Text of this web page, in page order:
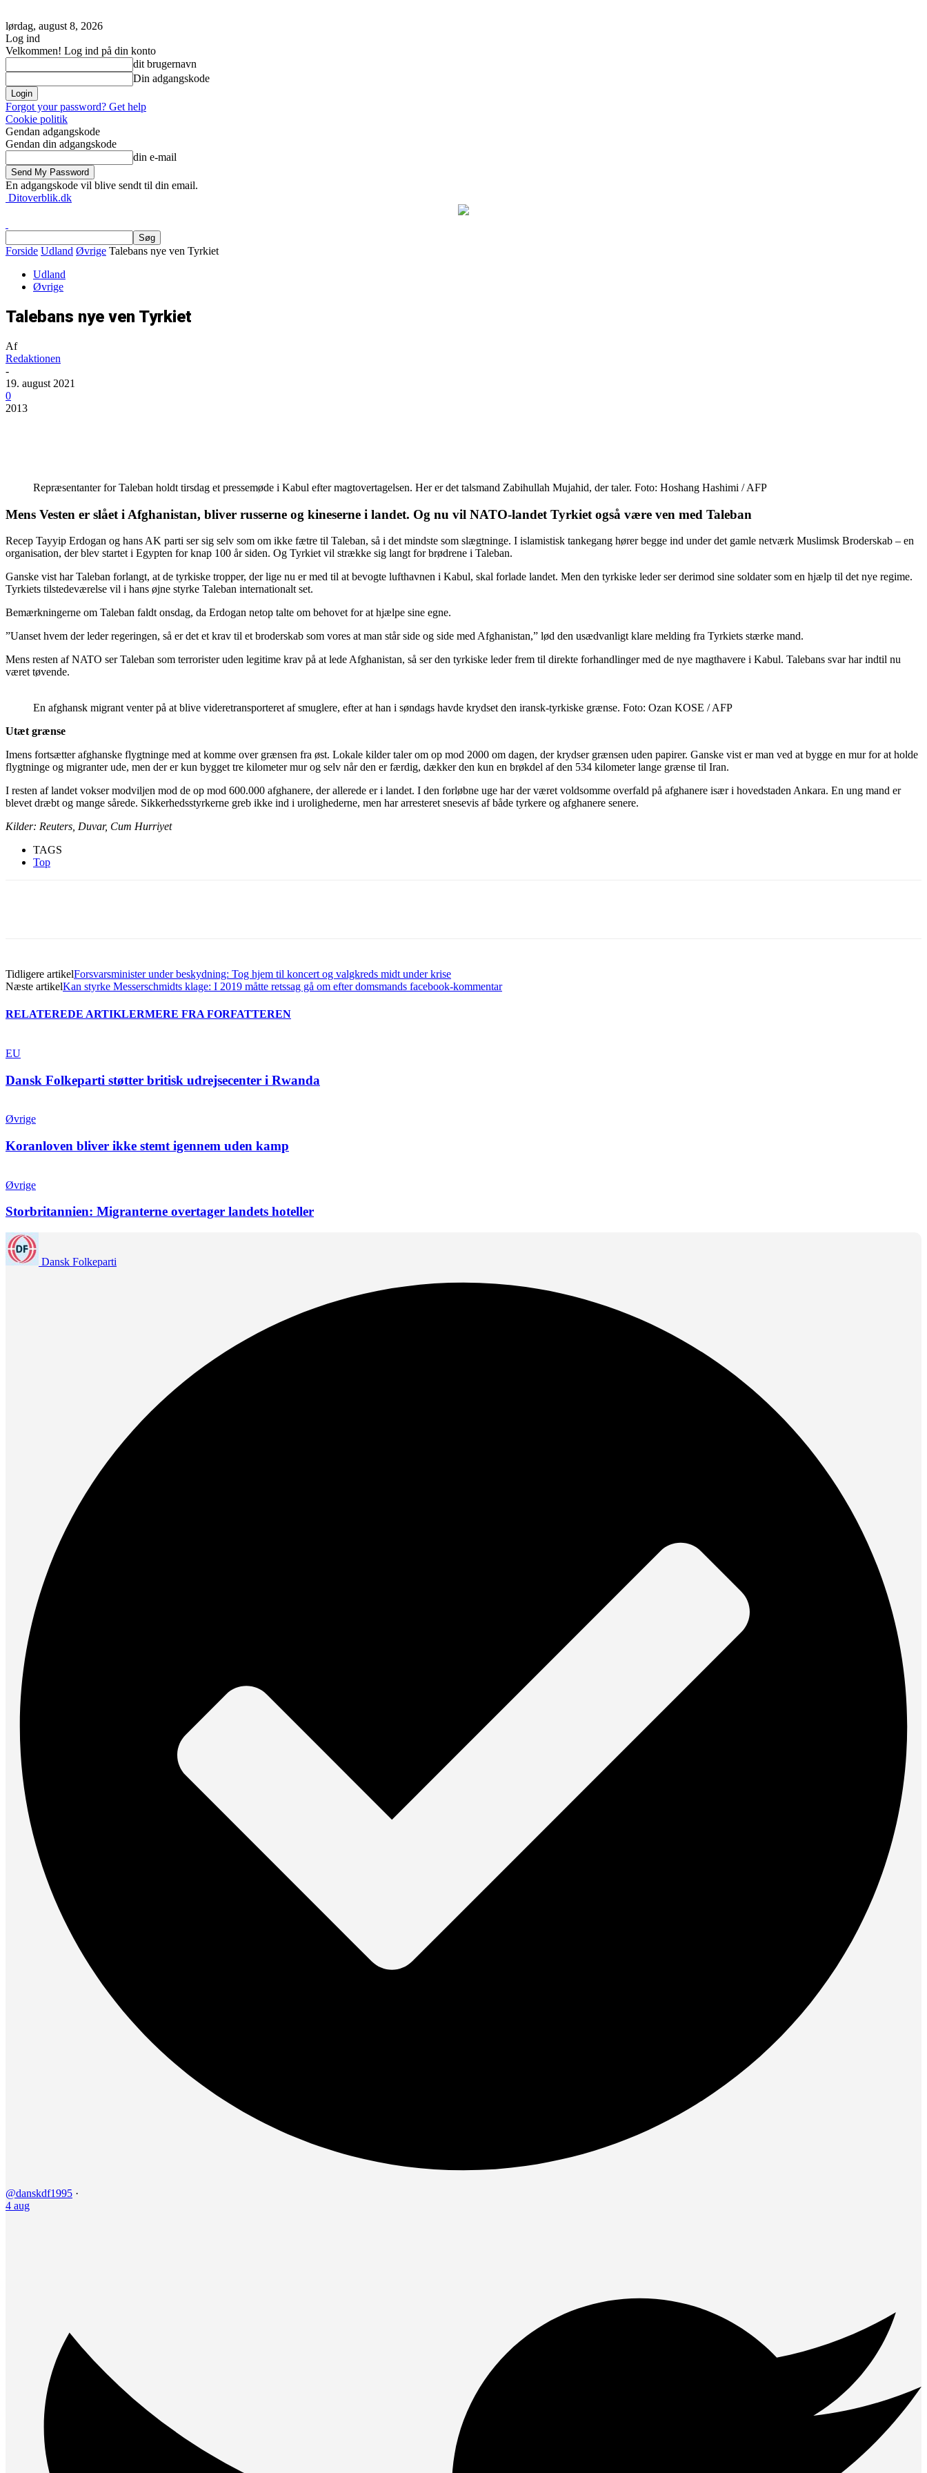
lørdag, august 8, 2026
Log ind
Velkommen! Log ind på din konto
dit brugernavn
Din adgangskode
Forgot your password? Get help
Cookie politik
Gendan adgangskode
Gendan din adgangskode
din e-mail
En adgangskode vil blive sendt til din email.
Ditoverblik.dk
Forside Udland Øvrige Talebans nye ven Tyrkiet
Udland
Øvrige
Talebans nye ven Tyrkiet
Af
Redaktionen
-
19. august 2021
0
2013
Repræsentanter for Taleban holdt tirsdag et pressemøde i Kabul efter magtovertagelsen. Her er det talsmand Zabihullah Mujahid, der taler. Foto: Hoshang Hashimi / AFP
Mens Vesten er slået i Afghanistan, bliver russerne og kineserne i landet. Og nu vil NATO-landet Tyrkiet også være ven med Taleban
Recep Tayyip Erdogan og hans AK parti ser sig selv som om ikke fætre til Taleban, så i det mindste som slægtninge. I islamistisk tankegang hører begge ind under det gamle netværk Muslimsk Broderskab – en
organisation, der blev startet i Egypten for knap 100 år siden. Og Tyrkiet vil strække sig langt for brødrene i Taleban.
Ganske vist har Taleban forlangt, at de tyrkiske tropper, der lige nu er med til at bevogte lufthavnen i Kabul, skal forlade landet. Men den tyrkiske leder ser derimod sine soldater som en hjælp til det nye regime.
Tyrkiets tilstedeværelse vil i hans øjne styrke Taleban internationalt set.
Bemærkningerne om Taleban faldt onsdag, da Erdogan netop talte om behovet for at hjælpe sine egne.
”Uanset hvem der leder regeringen, så er det et krav til et broderskab som vores at man står side og side med Afghanistan,” lød den usædvanligt klare melding fra Tyrkiets stærke mand.
Mens resten af NATO ser Taleban som terrorister uden legitime krav på at lede Afghanistan, så ser den tyrkiske leder frem til direkte forhandlinger med de nye magthavere i Kabul. Talebans svar har indtil nu
været tøvende.
En afghansk migrant venter på at blive videretransporteret af smuglere, efter at han i søndags havde krydset den iransk-tyrkiske grænse. Foto: Ozan KOSE / AFP
Utæt grænse
Imens fortsætter afghanske flygtninge med at komme over grænsen fra øst. Lokale kilder taler om op mod 2000 om dagen, der krydser grænsen uden papirer. Ganske vist er man ved at bygge en mur for at holde
flygtninge og migranter ude, men der er kun bygget tre kilometer mur og selv når den er færdig, dækker den kun en brøkdel af den 534 kilometer lange grænse til Iran.
I resten af landet vokser modviljen mod de op mod 600.000 afghanere, der allerede er i landet. I den forløbne uge har der været voldsomme overfald på afghanere især i hovedstaden Ankara. En ung mand er
blevet dræbt og mange sårede. Sikkerhedsstyrkerne greb ikke ind i urolighederne, men har arresteret snesevis af både tyrkere og afghanere senere.
Kilder: Reuters, Duvar, Cum Hurriyet
TAGS
Top
Tidligere artikelForsvarsminister under beskydning: Tog hjem til koncert og valgkreds midt under krise
Næste artikelKan styrke Messerschmidts klage: I 2019 måtte retssag gå om efter domsmands facebook-kommentar
RELATEREDE ARTIKLERMERE FRA FORFATTEREN
EU
Dansk Folkeparti støtter britisk udrejsecenter i Rwanda
Øvrige
Koranloven bliver ikke stemt igennem uden kamp
Øvrige
Storbritannien: Migranterne overtager landets hoteller
Dansk Folkeparti
@danskdf1995 ·
4 aug